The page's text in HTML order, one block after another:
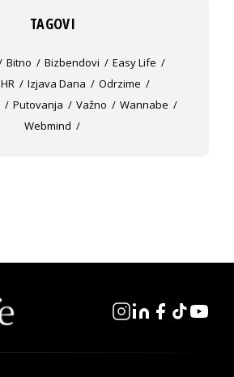
TAGOVI
Bitno Bizbendovi
Easy Life
HR Izjava Dana
Odrzime
Putovanja Važno
Wannabe
Webmind